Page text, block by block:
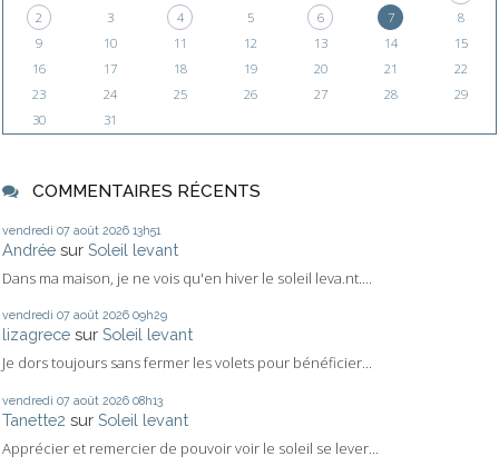
2
3 4 5 6 7
8
9
10 11 12 13 14
15
16
17 18 19 20 21
22
23
24 25 26 27 28
29
30
31
COMMENTAIRES RÉCENTS
vendredi 07 août 2026 13h51
Andrée sur Soleil levant
Dans ma maison, je ne vois qu'en hiver le soleil leva.nt....
vendredi 07 août 2026 09h29
lizagrece sur Soleil levant
Je dors toujours sans fermer les volets pour bénéficier...
vendredi 07 août 2026 08h13
Tanette2 sur Soleil levant
Apprécier et remercier de pouvoir voir le soleil se lever...